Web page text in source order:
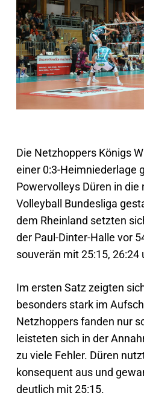
Die Netzhoppers Königs
einer 0:3-Heimniederlage
Powervolleys Düren in die
Volleyball Bundesliga
dem Rheinland setzten
der Paul-Dinter-Halle vor
souverän mit 25:15, 26:24
Im ersten Satz zeigten
besonders stark im
Netzhoppers fanden nur
leisteten sich in der
zu viele Fehler. Düren
konsequent aus und
deutlich mit 25:15.